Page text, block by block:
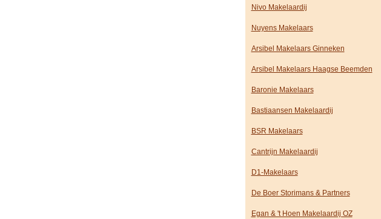
Nivo Makelaardij
Nuyens Makelaars
Arsibel Makelaars Ginneken
Arsibel Makelaars Haagse Beemden
Baronie Makelaars
Bastiaansen Makelaardij
BSR Makelaars
Cantrijn Makelaardij
D1-Makelaars
De Boer Storimans & Partners
Egan & 't Hoen Makelaardij OZ